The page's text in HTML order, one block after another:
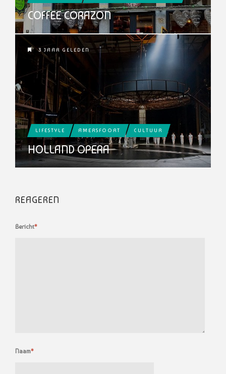
COFFEE CORAZON
3 JAAR GELEDEN
LIFESTYLE AMERSFOORT CULTUUR
HOLLAND OPERA
REAGEREN
Bericht*
Naam*